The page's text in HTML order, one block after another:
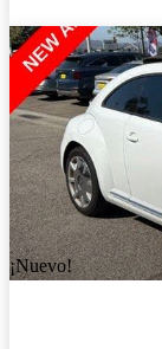
¡Nuevo!